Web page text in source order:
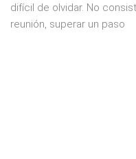
difícil de olvidar. No
reunión, superar un paso